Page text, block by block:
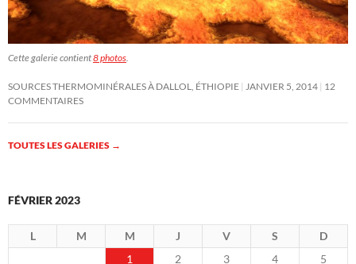
Cette galerie contient8 photos.
SOURCES THERMOMINÉRALES À DALLOL, ÉTHIOPIE JANVIER 5, 2014 12
COMMENTAIRES
TOUTES LES GALERIES →
FÉVRIER 2023
L M M J V S
D
1
2 3 4
5